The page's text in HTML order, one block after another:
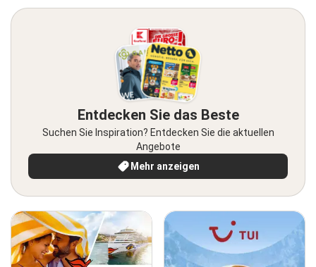
Entdecken Sie das Beste
Suchen Sie Inspiration? Entdecken Sie die aktuellen
Angebote
Mehr anzeigen